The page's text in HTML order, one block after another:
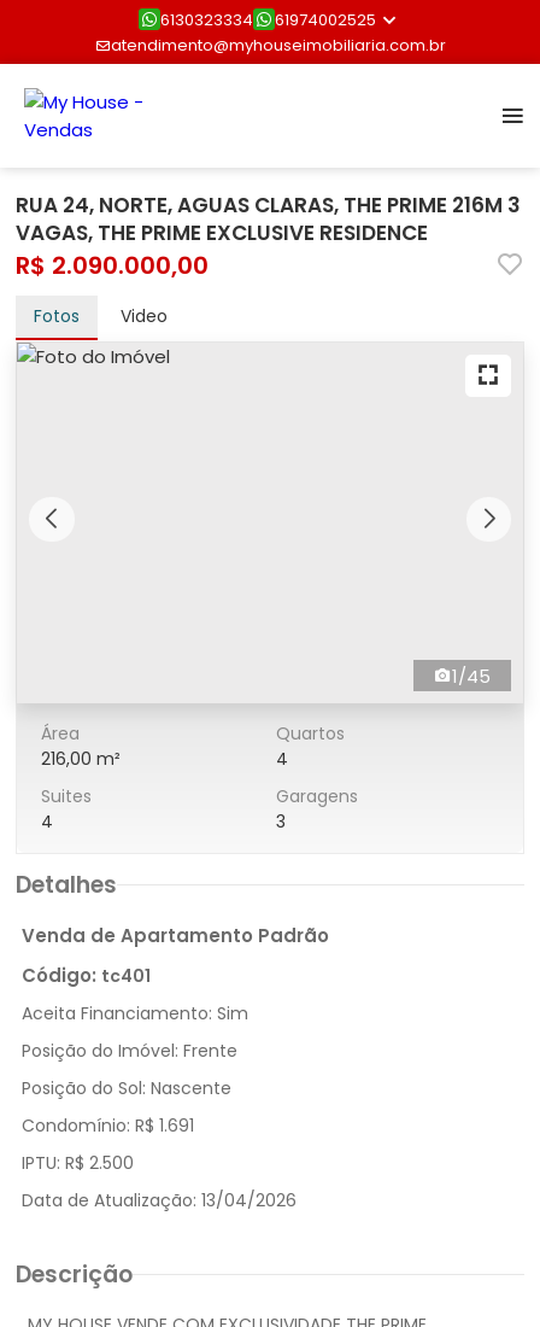
6130323334
61974002525
atendimento@myhouseimobiliaria.com.br
RUA 24, NORTE, AGUAS CLARAS, THE PRIME 216M 3
VAGAS, THE PRIME EXCLUSIVE RESIDENCE
R$ 2.090.000,00
Fotos Video
1/45
Área
216,00 m²
Quartos
4
Suites
4
Garagens
3
Detalhes
Venda de Apartamento Padrão
Código: tc401
Aceita Financiamento: Sim
Posição do Imóvel: Frente
Posição do Sol: Nascente
Condomínio: R$ 1.691
IPTU: R$ 2.500
Data de Atualização: 13/04/2026
Descrição